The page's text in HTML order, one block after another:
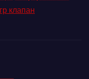
клапан